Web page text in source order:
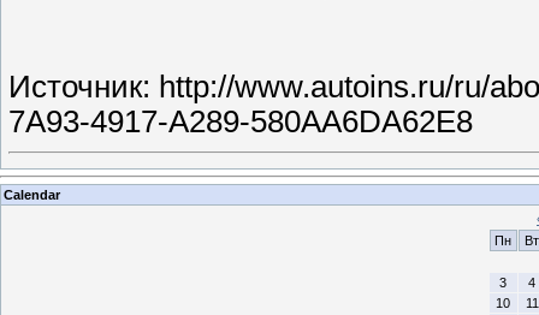
Источник: http://www.autoins.ru/ru/
7A93-4917-A289-580AA6DA62E8
Calendar
Пн
Вт
3
4
10
11